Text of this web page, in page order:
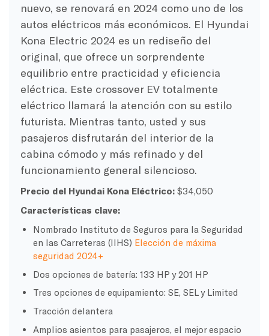
nuevo, se renovará en 2024 como uno de los
autos eléctricos más económicos. El Hyundai
Kona Electric 2024 es un rediseño del
original, que ofrece un sorprendente
equilibrio entre practicidad y eficiencia
eléctrica. Este crossover EV totalmente
eléctrico llamará la atención con su estilo
futurista. Mientras tanto, usted y sus
pasajeros disfrutarán del interior de la
cabina cómodo y más refinado y del
funcionamiento general silencioso.
Precio del Hyundai Kona Eléctrico:$34,050
Características clave:
Nombrado Instituto de Seguros para la Seguridad
en las Carreteras (IIHS) Elección de máxima
seguridad 2024+
Dos opciones de batería: 133 HP y 201 HP
Tres opciones de equipamiento: SE, SEL y Limited
Tracción delantera
Amplios asientos para pasajeros, el mejor espacio